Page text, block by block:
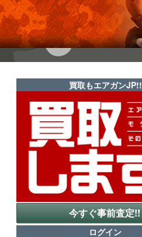
買取もエアガンJP!!
今すぐ事前査定!!
ログイン